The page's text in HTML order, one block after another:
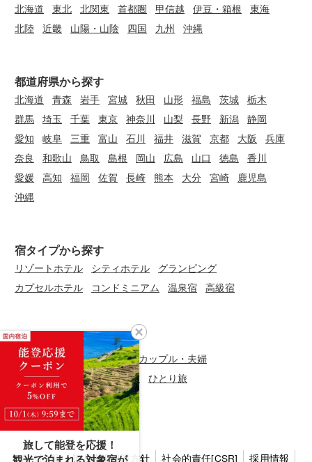
北海道 東北 北関東 首都圏 甲信越 伊豆・箱根
東海
北陸 近畿 山陽・山陰 四国 九州 沖縄
都道府県から探す
北海道 青森 岩手 宮城 秋田 山形 福島 茨城 栃木
群馬 埼玉 千葉 東京 神奈川 山梨 長野 新潟 静岡
愛知
岐阜 三重 富山 石川 福井 滋賀 京都 大阪
兵庫
奈良
和歌山 鳥取 島根 岡山 広島 山口 徳島
香川
愛媛 高知 福岡 佐賀 長崎 熊本 大分 宮崎
鹿児島
沖縄
宿タイプから探す
リゾートホテル シティホテル
グランピング
カプセルホテル
コンドミニアム 温泉宿 高級宿
旅のシーンから探す
三世代旅行 グループ旅行 カップル・夫婦
ファミリー・子連れ 女子旅 ひとり旅
会社情報 個人情報保護方針 社会的責任[CSR] 採用情報
旅して能登を応援！
観光で泊まれる対象宿が